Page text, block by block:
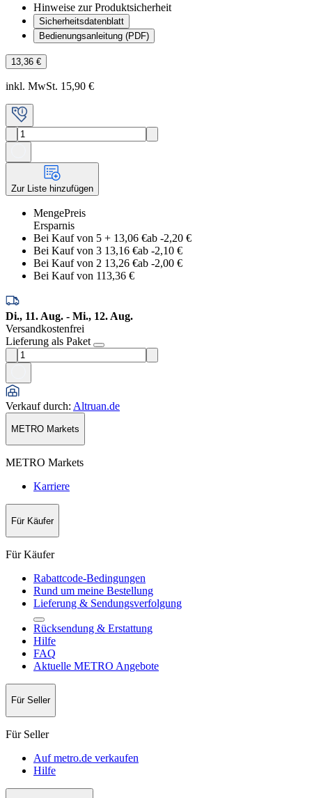
Hinweise zur Produktsicherheit
Sicherheitsdatenblatt
Bedienungsanleitung (PDF)
13,36 €
inkl. MwSt. 15,90 €
Zur Liste hinzufügen
MengePreis
Ersparnis
Bei Kauf von 5 + 13,06 €ab -2,20 €
Bei Kauf von 3 13,16 €ab -2,10 €
Bei Kauf von 2 13,26 €ab -2,00 €
Bei Kauf von 113,36 €
Di., 11. Aug. - Mi., 12. Aug.
Versandkostenfrei
Lieferung als Paket
Verkauf durch: Altruan.de
METRO Markets
METRO Markets
Karriere
Für Käufer
Für Käufer
Rabattcode-Bedingungen
Rund um meine Bestellung
Lieferung & Sendungsverfolgung
Rücksendung & Erstattung
Hilfe
FAQ
Aktuelle METRO Angebote
Für Seller
Für Seller
Auf metro.de verkaufen
Hilfe